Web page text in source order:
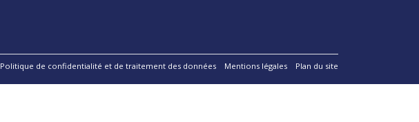
Politique de confidentialité et de traitement des données Mentions légales Plan du site